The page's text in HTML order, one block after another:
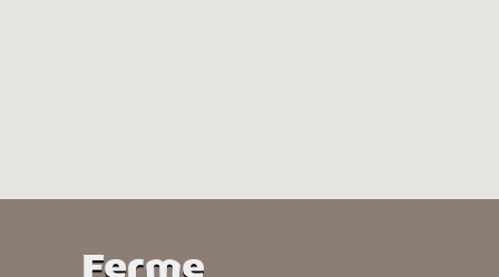
Ferme